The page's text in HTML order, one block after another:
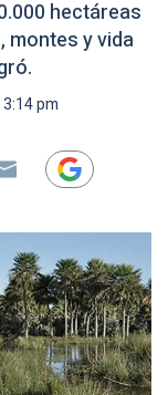
hectáreas
montes y vida
pm